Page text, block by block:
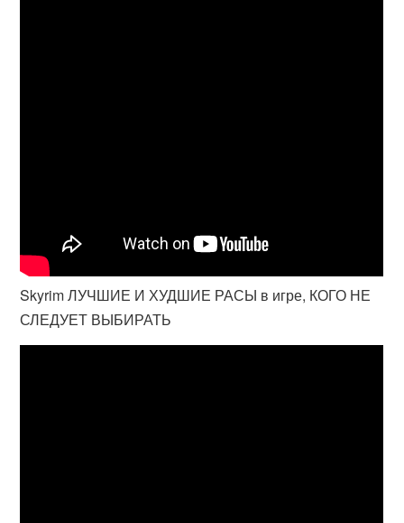
Skyrim ЛУЧШИЕ И ХУДШИЕ РАСЫ в игре, КОГО НЕ
СЛЕДУЕТ ВЫБИРАТЬ